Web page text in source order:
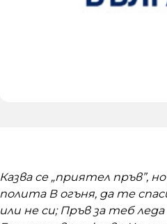
Казва се „приятел пръв”,
полита В огъня, да те
или не си; Пръв за теб